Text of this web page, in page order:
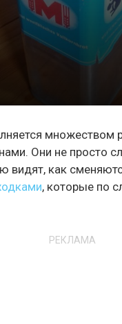
множеством
Они не просто
видят, как
, которые по
РЕКЛАМА